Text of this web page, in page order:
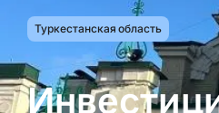
Туркестанская область